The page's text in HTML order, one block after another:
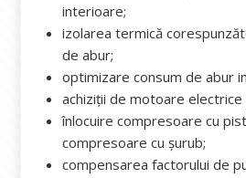
interioare;
izolarea termică
de abur;
optimizare consum de abur
achiziții de motoare
înlocuire compresoare cu
compresoare cu șurub;
compensarea factorului de